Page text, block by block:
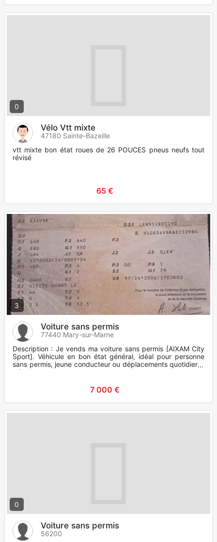
0
Vélo Vtt mixte
47180 Sainte-Bazeille
vtt mixte bon état roues de 26 POUCES pneus neufs tout
révisé
65 €
3
Voiture sans permis
77440 Mary-sur-Marne
Description : Je vends ma voiture sans permis [AIXAM City
Sport]. Véhicule en bon état général, idéal pour personne
sans permis, jeune conducteur ou déplacements quotidiens.
Info
7 000 €
0
Voiture sans permis
56200